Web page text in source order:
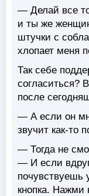
— Делай все
и ты же
штучки с
хлопает меня
Так себе
согласиться?
после
— А если он
звучит как-то
— Тогда не
— И если
почувствуешь
кнопка. Нажми